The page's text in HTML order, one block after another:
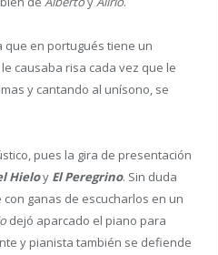
que en portugués tiene un
causaba risa cada vez que le
y cantando al unísono, se
pues la gira de presentación
Hieloy El Peregrino. Sin duda
ganas de escucharlos en un
dejó aparcado el piano para
y pianista también se defiende